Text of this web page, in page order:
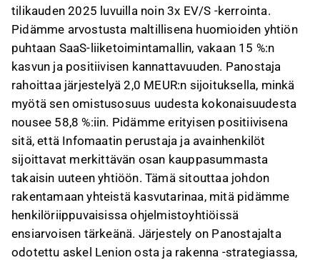
tilikauden 2025 luvuilla noin 3x EV/S -kerrointa.
Pidämme arvostusta maltillisena huomioiden yhtiön
puhtaan SaaS-liiketoimintamallin, vakaan 15 %:n
kasvun ja positiivisen kannattavuuden. Panostaja
rahoittaa järjestelyä 2,0 MEUR:n sijoituksella, minkä
myötä sen omistusosuus uudesta kokonaisuudesta
nousee 58,8 %:iin. Pidämme erityisen positiivisena
sitä, että Infomaatin perustaja ja avainhenkilöt
sijoittavat merkittävän osan kauppasummasta
takaisin uuteen yhtiöön. Tämä sitouttaa johdon
rakentamaan yhteistä kasvutarinaa, mitä pidämme
henkilöriippuvaisissa ohjelmistoyhtiöissä
ensiarvoisen tärkeänä. Järjestely on Panostajalta
odotettu askel Lenion osta ja rakenna -strategiassa,